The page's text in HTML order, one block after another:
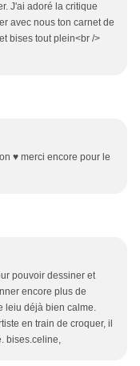
J'ai adoré la critique
avec nous ton carnet de
bises tout plein<br />
♥ merci encore pour le
pouvoir dessiner et
encore plus de
leiu déjà bien calme.
en train de croquer, il
bises.celine,